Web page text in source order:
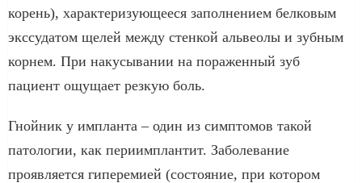
корень), характеризующееся заполнением белковым
экссудатом щелей между стенкой альвеолы и зубным
корнем. При накусывании на пораженный зуб
пациент ощущает резкую боль.
Гнойник у импланта – один из симптомов такой
патологии, как периимплантит. Заболевание
проявляется гиперемией (состояние, при котором